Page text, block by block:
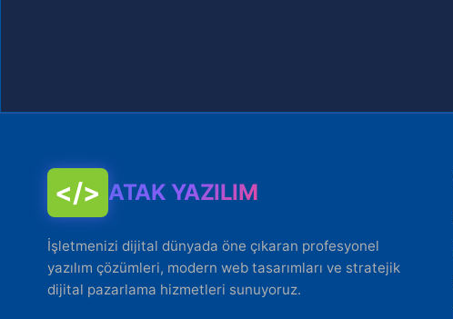
</> ATAK YAZILIM
İşletmenizi dijital dünyada öne çıkaran profesyonel
yazılım çözümleri, modern web tasarımları ve stratejik
dijital pazarlama hizmetleri sunuyoruz.